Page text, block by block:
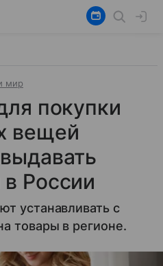
мир
покупки
вещей
России
устанавливать с
товары в регионе.